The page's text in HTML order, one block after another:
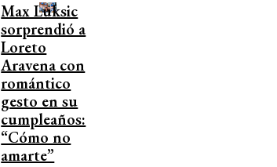
Max Luksic
sorprendió a
Loreto
Aravena con
romántico
gesto en su
cumpleaños:
“Cómo no
amarte”